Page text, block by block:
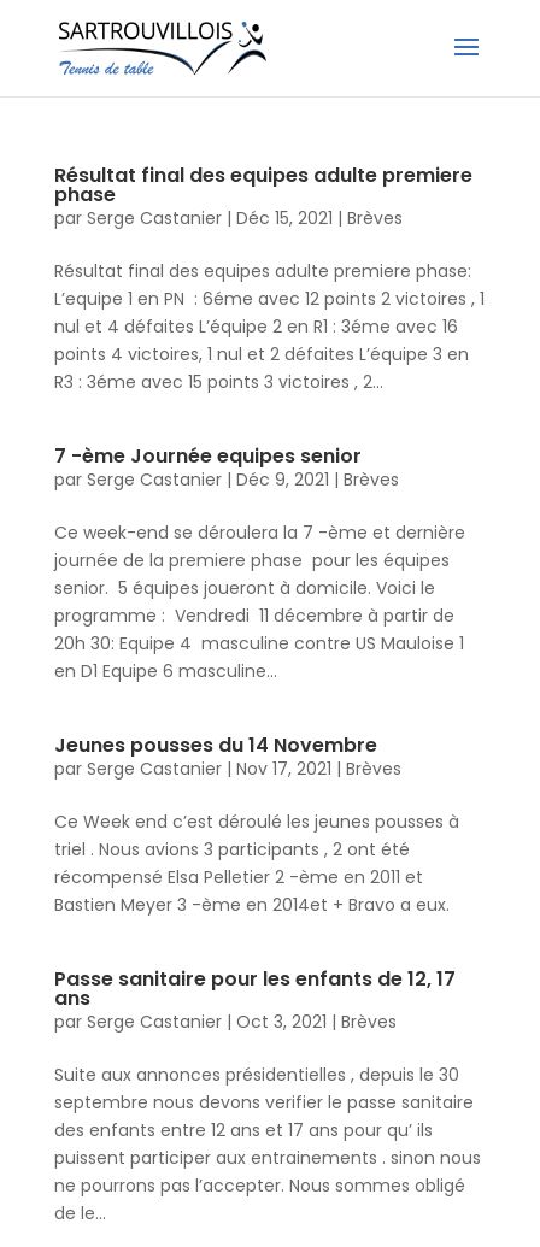
Résultat final des equipes adulte premiere
phase
par Serge Castanier| Déc 15, 2021 | Brèves
Résultat final des equipes adulte premiere phase:
L’equipe 1 en PN : 6éme avec 12 points 2 victoires , 1
nul et 4 défaites L’équipe 2 en R1 : 3éme avec 16
points 4 victoires, 1 nul et 2 défaites L’équipe 3 en
R3 : 3éme avec 15 points 3 victoires , 2...
7 -ème Journée equipes senior
par Serge Castanier| Déc 9, 2021 | Brèves
Ce week-end se déroulera la 7 -ème et dernière
journée de la premiere phase pour les équipes
senior. 5 équipes joueront à domicile. Voici le
programme : Vendredi 11 décembre à partir de
20h 30: Equipe 4 masculine contre US Mauloise 1
en D1 Equipe 6 masculine...
Jeunes pousses du 14 Novembre
par Serge Castanier| Nov 17, 2021 | Brèves
Ce Week end c’est déroulé les jeunes pousses à
triel . Nous avions 3 participants , 2 ont été
récompensé Elsa Pelletier 2 -ème en 2011 et
Bastien Meyer 3 -ème en 2014et + Bravo a eux.
Passe sanitaire pour les enfants de 12, 17
ans
par Serge Castanier| Oct 3, 2021 | Brèves
Suite aux annonces présidentielles , depuis le 30
septembre nous devons verifier le passe sanitaire
des enfants entre 12 ans et 17 ans pour qu’ ils
puissent participer aux entrainements . sinon nous
ne pourrons pas l’accepter. Nous sommes obligé
de le...